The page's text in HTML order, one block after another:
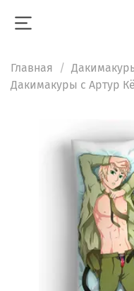
Главная
Дакимакуры с Артур